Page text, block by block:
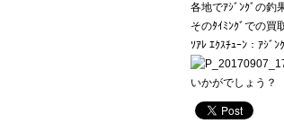
各地でｱｼﾞﾝｸﾞの釣
そのﾀｲﾐﾝｸﾞでの買
ｿｱﾚ ｴｸｽﾁｭｰﾝ：ｱｼﾞﾝ
いかがでしょう？